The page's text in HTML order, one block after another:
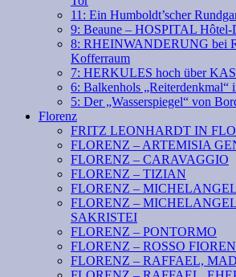
11: Ein Humboldt’scher
9: Beaune – HOSPITAL Hôtel-
8: RHEINWANDERUNG bei
Kofferraum
7: HERKULES hoch über
6: Balkenhols „Reiterdenkmal“
5: Der „Wasserspiegel“ von
Florenz
FRITZ LEONHARDT IN
FLORENZ – ARTEMISIA
FLORENZ – CARAVAGGIO
FLORENZ – TIZIAN
FLORENZ –
FLORENZ –
SAKRISTEI
FLORENZ – PONTORMO
FLORENZ – ROSSO
FLORENZ – RAFFAEL,